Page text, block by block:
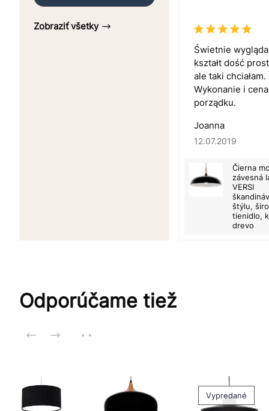
Zobraziť všetky
Świetnie
kształt dość
ale taki chciałam.
Wykonanie i
porządku.
Joanna
12.07.2019
Čierna
závesná
VERSI
štýlu,
tienidlo,
drevo
Odporúčame tiež
Vypredané